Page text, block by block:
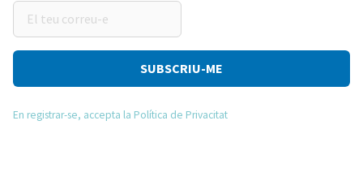
El
teu
correu-
En registrar-se, accepta la Política de Privacitat